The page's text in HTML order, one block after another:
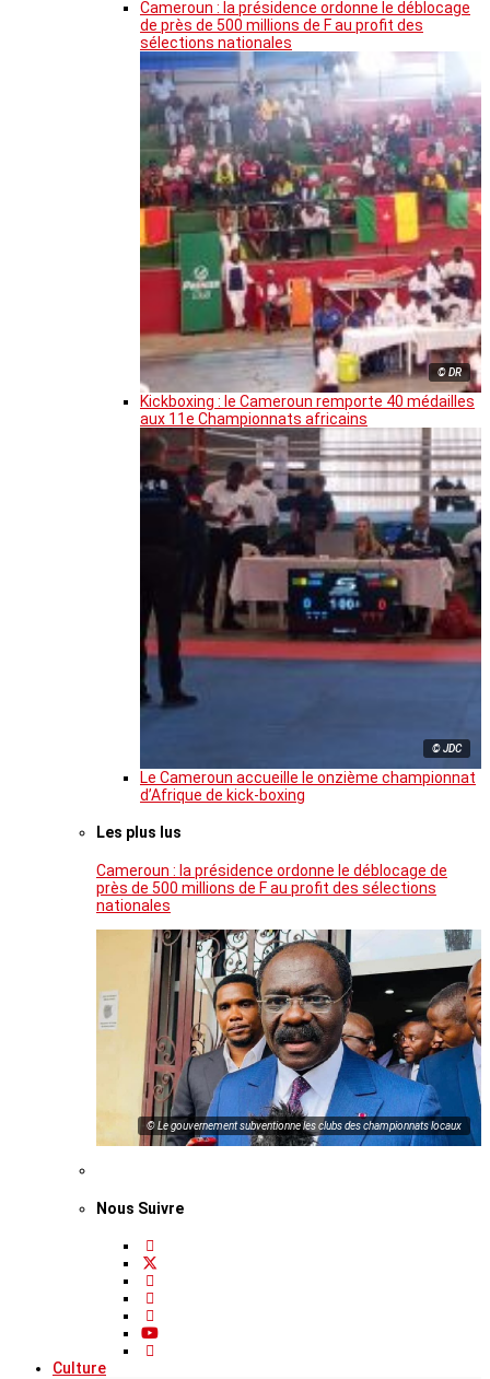
Cameroun : la présidence ordonne le déblocage
de près de 500 millions de F au profit des
sélections nationales
© DR
Kickboxing : le Cameroun remporte 40 médailles
aux 11e Championnats africains
© JDC
Le Cameroun accueille le onzième championnat
d’Afrique de kick-boxing
Les plus lus
Cameroun : la présidence ordonne le déblocage de
près de 500 millions de F au profit des sélections
nationales
© Le gouvernement subventionne les clubs des championnats locaux
Nous Suivre
Culture